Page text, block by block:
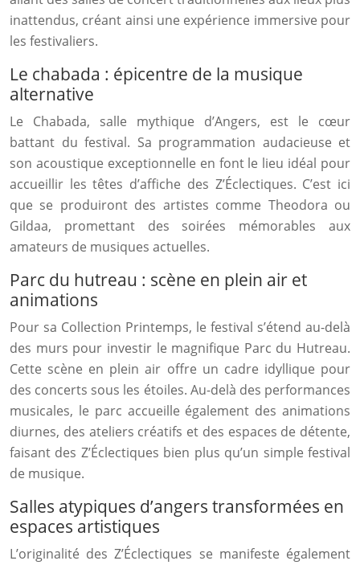
inattendus, créant ainsi une expérience immersive pour
les festivaliers.
Le chabada : épicentre de la musique
alternative
Le Chabada, salle mythique d’Angers, est le cœur
battant du festival. Sa programmation audacieuse et
son acoustique exceptionnelle en font le lieu idéal pour
accueillir les têtes d’affiche des Z’Éclectiques. C’est ici
que se produiront des artistes comme Theodora ou
Gildaa, promettant des soirées mémorables aux
amateurs de musiques actuelles.
Parc du hutreau : scène en plein air et
animations
Pour sa Collection Printemps, le festival s’étend au-delà
des murs pour investir le magnifique Parc du Hutreau.
Cette scène en plein air offre un cadre idyllique pour
des concerts sous les étoiles. Au-delà des performances
musicales, le parc accueille également des animations
diurnes, des ateliers créatifs et des espaces de détente,
faisant des Z’Éclectiques bien plus qu’un simple festival
de musique.
Salles atypiques d’angers transformées en
espaces artistiques
L’originalité des Z’Éclectiques se manifeste également